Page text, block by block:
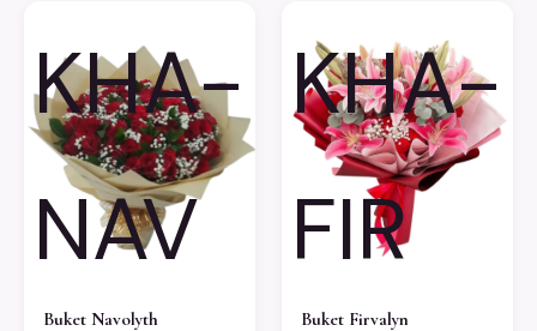
KHA-
NAV
Buket Navolyth
KHA-
FIR
Buket Firvalyn